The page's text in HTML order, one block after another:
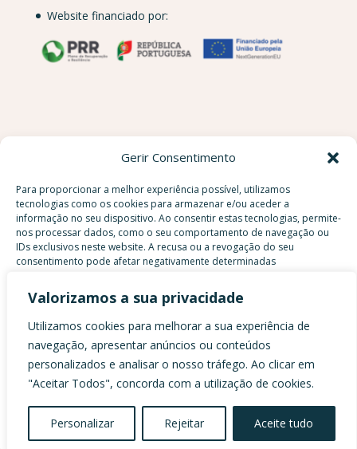
Gerir Consentimento
Para proporcionar a melhor experiência possível, utilizamos
tecnologias como os cookies para armazenar e/ou aceder a
informação no seu dispositivo. Ao consentir estas tecnologias, permite-
nos processar dados, como o seu comportamento de navegação ou
IDs exclusivos neste website. A recusa ou a revogação do seu
consentimento pode afetar negativamente determinadas
Aceitar
Recusar
Política de CookiesDeclaração de privacidade
Valorizamos a sua privacidade
Utilizamos cookies para melhorar a sua experiência de
navegação, apresentar anúncios ou conteúdos
personalizados e analisar o nosso tráfego. Ao clicar em
"Aceitar Todos", concorda com a utilização de cookies.
Personalizar Rejeitar Aceite tudo
Website financiado por:
A Velvet Oásis
O Que Fazemos
Emprendimentos
FAQS Perguntas Frequentes
Contactos
RESERVADOS | DESIGN E DESENVOLVIMENTO
PORBESTSITES.PT